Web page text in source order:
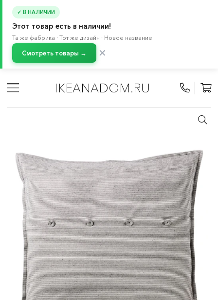
✓ В НАЛИЧИИ
Этот товар есть в наличии!
Та же фабрика · Тот же дизайн · Новое название
Смотреть товары → ✕
IKEANADOM.RU
Текстиль для спальни
Декоративные подушки и чехлы
/
Чехлы на подушки